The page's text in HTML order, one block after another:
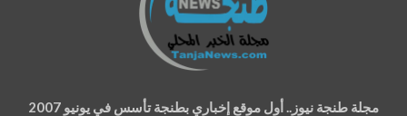
مجلة طنجة نيوز.. أول موقع إخباري بطنجة تأسس في يونيو 2007